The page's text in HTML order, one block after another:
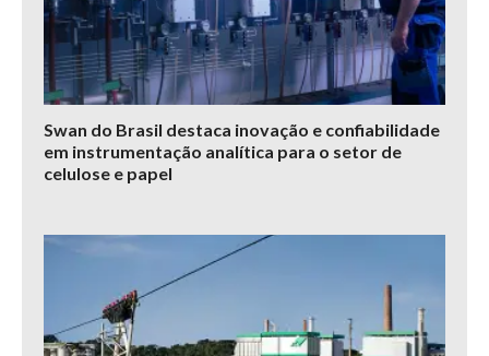
Swan do Brasil destaca inovação e confiabilidade
em instrumentação analítica para o setor de
celulose e papel